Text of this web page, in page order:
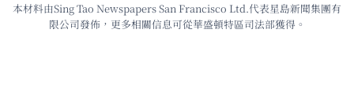
本材料由Sing Tao Newspapers San Francisco Ltd.代表星島新聞集團有
限公司發佈，更多相關信息可從華盛頓特區司法部獲得。